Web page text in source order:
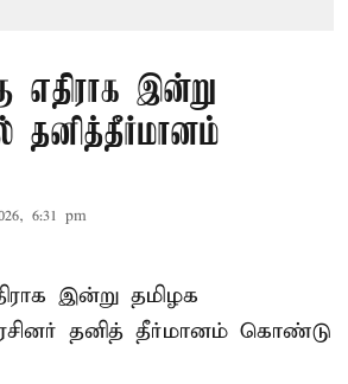
எதிராக இன்று
தனித்தீர்மானம்
6:31 pm
இன்று தமிழக
தனித் தீர்மானம் கொண்டு